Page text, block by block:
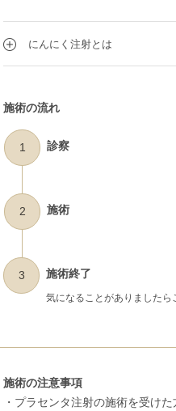
にんにく注射とは
施術の流れ
1 診察
2 施術
3 施術終了
気になることがありましたら
施術の注意事項
・プラセンタ注射の施術を受け